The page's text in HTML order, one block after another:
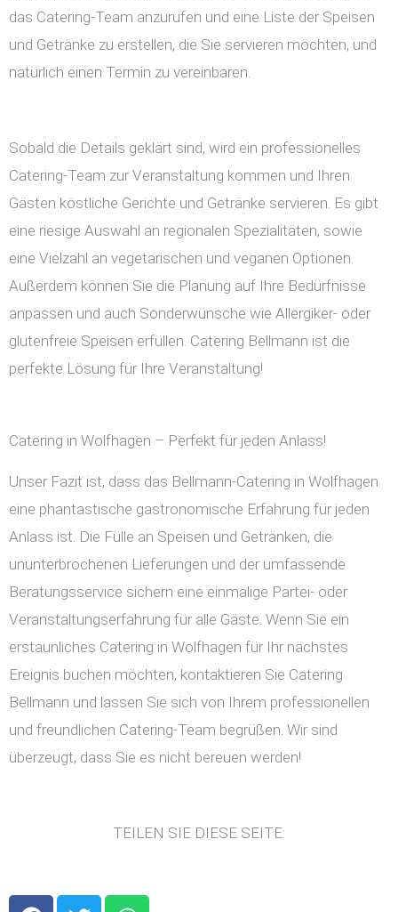
das Catering-Team anzurufen und eine Liste der Speisen
und Getränke zu erstellen, die Sie servieren möchten, und
natürlich einen Termin zu vereinbaren.
Sobald die Details geklärt sind, wird ein professionelles
Catering-Team zur Veranstaltung kommen und Ihren
Gästen köstliche Gerichte und Getränke servieren. Es gibt
eine riesige Auswahl an regionalen Spezialitäten, sowie
eine Vielzahl an vegetarischen und veganen Optionen.
Außerdem können Sie die Planung auf Ihre Bedürfnisse
anpassen und auch Sonderwünsche wie Allergiker- oder
glutenfreie Speisen erfüllen. Catering Bellmann ist die
perfekte Lösung für Ihre Veranstaltung!
Catering in Wolfhagen – Perfekt für jeden Anlass!
Unser Fazit ist, dass das Bellmann-Catering in Wolfhagen
eine phantastische gastronomische Erfahrung für jeden
Anlass ist. Die Fülle an Speisen und Getränken, die
ununterbrochenen Lieferungen und der umfassende
Beratungsservice sichern eine einmalige Partei- oder
Veranstaltungserfahrung für alle Gäste. Wenn Sie ein
erstaunliches Catering in Wolfhagen für Ihr nächstes
Ereignis buchen möchten, kontaktieren Sie Catering
Bellmann und lassen Sie sich von Ihrem professionellen
und freundlichen Catering-Team begrüßen. Wir sind
überzeugt, dass Sie es nicht bereuen werden!
TEILEN SIE DIESE SEITE:
F
T
W